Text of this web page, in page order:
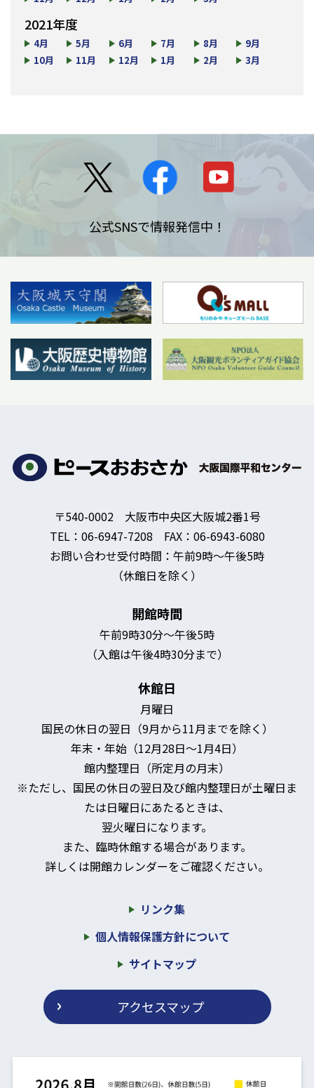
2021年度
4月 5月 6月 7月 8月
9月
10月
11月 12月 1月 2月 3月
公式SNSで情報発信中！
〒540-0002 大阪市中央区大阪城2番1号
TEL：06-6947-7208 FAX：06-6943-6080
お問い合わせ受付時間：午前9時～午後5時
（休館日を除く）
開館時間
午前9時30分～午後5時
（入館は午後4時30分まで）
休館日
月曜日
国民の休日の翌日（9月から11月までを除く）
年末・年始（12月28日～1月4日）
館内整理日（所定月の月末）
※ただし、国民の休日の翌日及び館内整理日が土曜日ま
たは日曜日にあたるときは、
翌火曜日になります。
また、臨時休館する場合があります。
詳しくは開館カレンダーをご確認ください。
リンク集
個人情報保護方針について
サイトマップ
アクセスマップ